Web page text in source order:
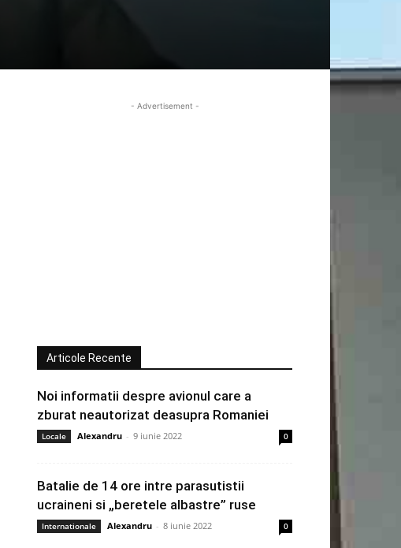
- Advertisement -
Articole Recente
Noi informatii despre avionul care a
zburat neautorizat deasupra Romaniei
Locale Alexandru - 9 iunie 2022 0
Batalie de 14 ore intre parasutistii
ucraineni si „beretele albastre” ruse
Internationale Alexandru - 8 iunie 2022 0